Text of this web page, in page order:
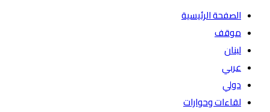
الصفحة الرئيسية
موقف
لبنان
عربي
دولي
لقاءات وحوارات